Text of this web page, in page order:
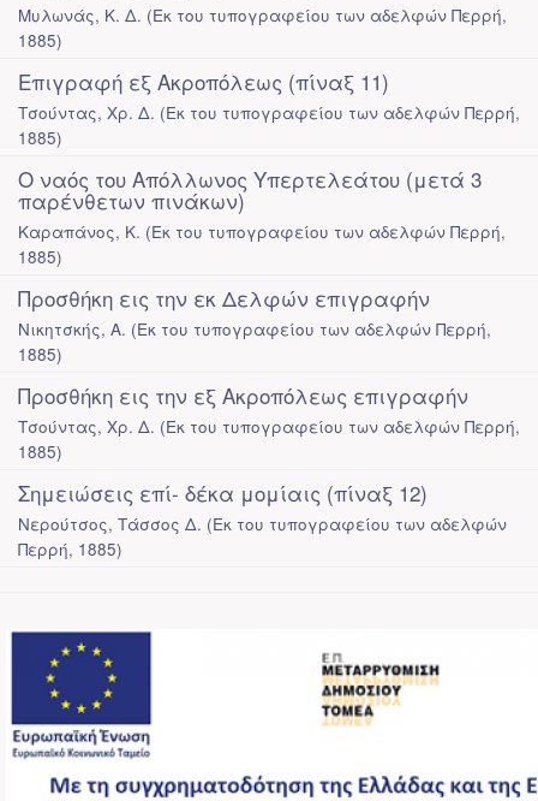
Μυλωνάς, Κ. Δ. (Εκ του τυπογραφείου των αδελφών Περρή,
1885)
Επιγραφή εξ Ακροπόλεως (πίναξ 11)
Τσούντας, Χρ. Δ. (Εκ του τυπογραφείου των αδελφών Περρή,
1885)
Ο ναός του Απόλλωνος Υπερτελεάτου (μετά 3
παρένθετων πινάκων)
Καραπάνος, Κ. (Εκ του τυπογραφείου των αδελφών Περρή,
1885)
Προσθήκη εις την εκ Δελφών επιγραφήν
Νικητσκής, Α. (Εκ του τυπογραφείου των αδελφών Περρή,
1885)
Προσθήκη εις την εξ Ακροπόλεως επιγραφήν
Τσούντας, Χρ. Δ. (Εκ του τυπογραφείου των αδελφών Περρή,
1885)
Σημειώσεις επί- δέκα μομίαις (πίναξ 12)
Νερούτσος, Τάσσος Δ. (Εκ του τυπογραφείου των αδελφών
Περρή, 1885)